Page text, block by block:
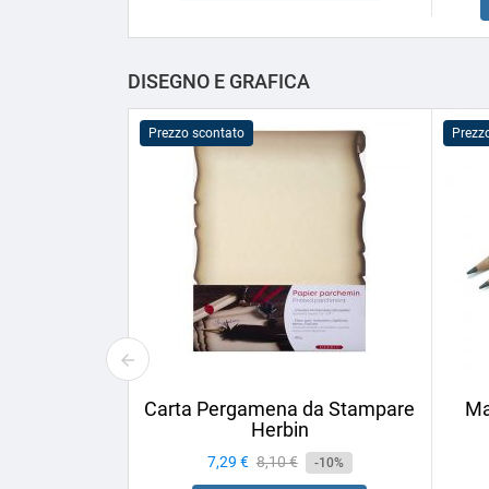
DISEGNO E GRAFICA
Prezzo scontato
Carta Pergamena da Stampare
Herbin
Prezzo
7,29 € Prezzo
base
8,10 € -10%